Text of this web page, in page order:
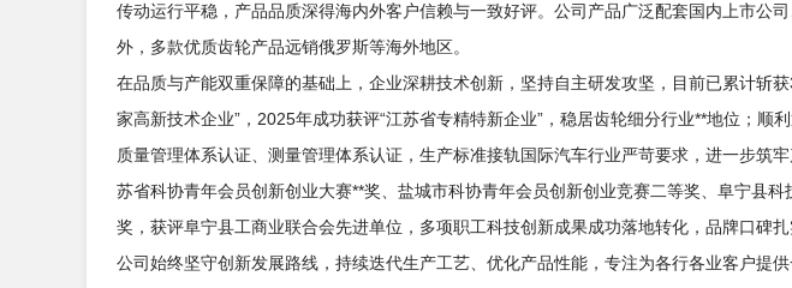
传动运行平稳，产品品质深得海内外客户信赖与一致好评。公司产品广泛配套国内上市公
外，多款优质齿轮产品远销俄罗斯等海外地区。
在品质与产能双重保障的基础上，企业深耕技术创新，坚持自主研发攻坚，目前已累计斩
家高新技术企业”，2025年成功获评“江苏省专精特新企业”，稳居齿轮细分行业**地位；顺
质量管理体系认证、测量管理体系认证，生产标准接轨国际汽车行业严苛要求，进一步筑
苏省科协青年会员创新创业大赛**奖、盐城市科协青年会员创新创业竞赛二等奖、阜宁县
奖，获评阜宁县工商业联合会先进单位，多项职工科技创新成果成功落地转化，品牌口碑扎
公司始终坚守创新发展路线，持续迭代生产工艺、优化产品性能，专注为各行各业客户提